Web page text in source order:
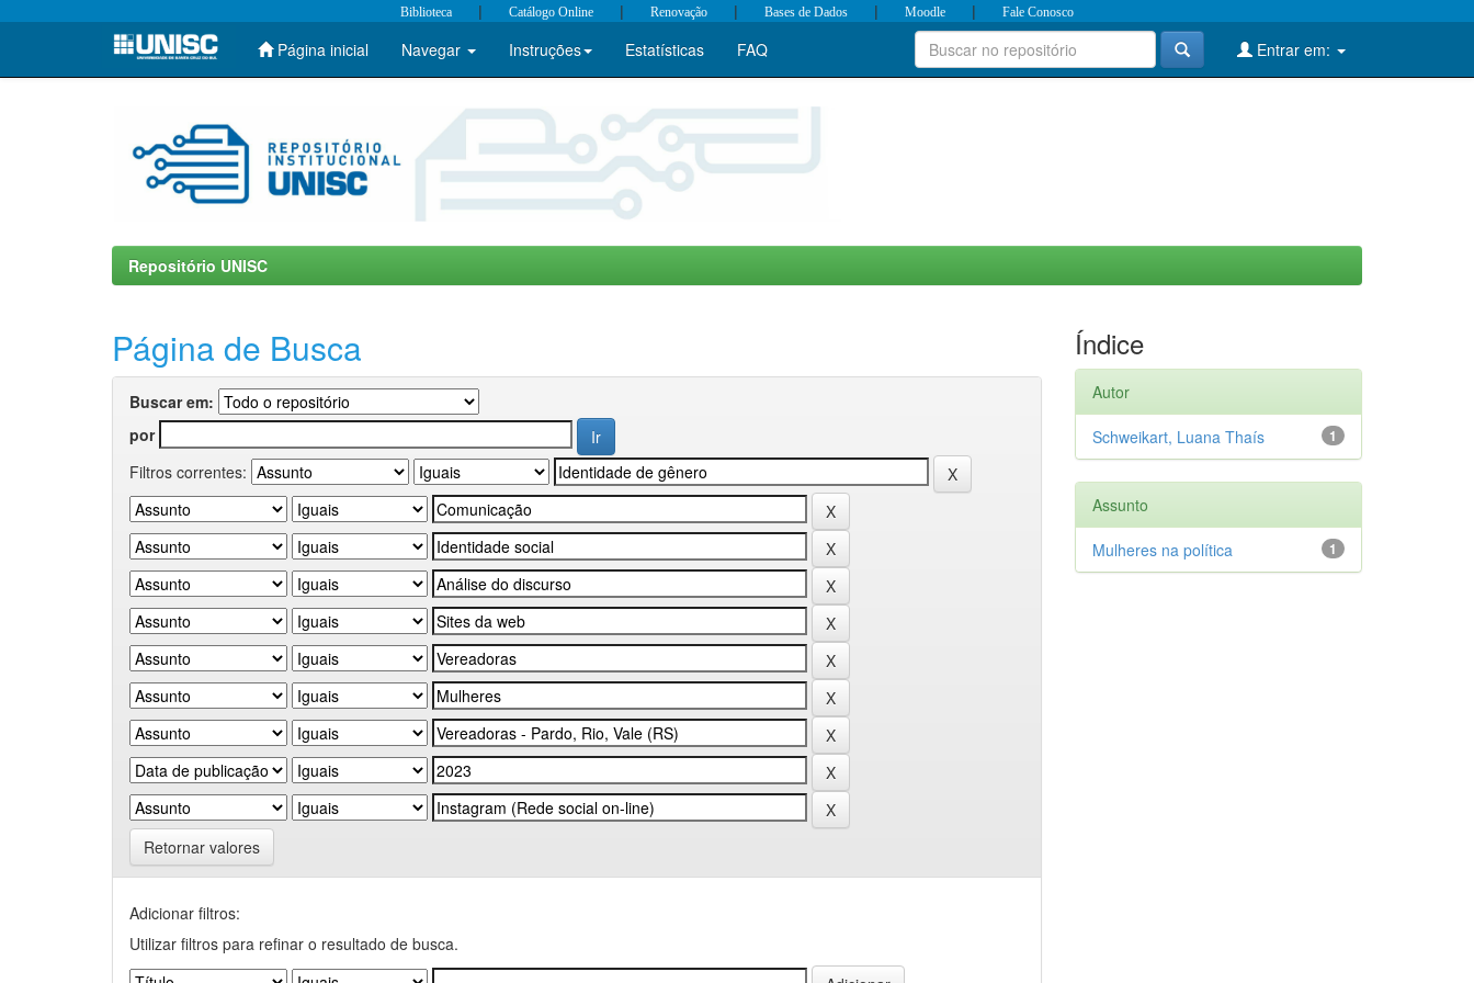
Skip
Biblioteca | Catálogo Online | Renovação | Bases de Dados | Moodle | Fale Conosco
Página inicial Navegar Instruções Estatísticas FAQ Entrar em:
Repositório UNISC
Página de Busca
Buscar em:
por
Filtros correntes:
Retornar valores
Adicionar filtros:
Utilizar filtros para refinar o resultado de busca.
Índice
Autor
1
Schweikart, Luana Thaís
Assunto
1
Mulheres na política